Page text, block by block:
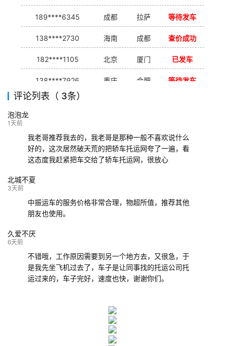
189****6345 成都 拉萨 等待发车
138****2730 海南 成都 查价成功
182****1105 北京 厦门 已发车
138****7926 重庆 合肥 等待发车
139****9233
评论列表（ 3条）
泡泡龙
1天前
我老哥推荐我去的，我老哥是那种一般不喜欢说什么
好的，这次居然破天荒的把轿车托运网夸了一遍，看
这态度我赶紧把车交给了轿车托运网，很放心
北城不夏
3天前
中振运车的服务价格非常合理，物超所值，推荐其他
朋友也使用。
久爱不厌
6天前
不错哦，工作原因需要到另一个地方去，又很急，于
是我先坐飞机过去了，车子是让同事找的托运公司托
运过来的，车子完好，速度也快，谢谢你们。